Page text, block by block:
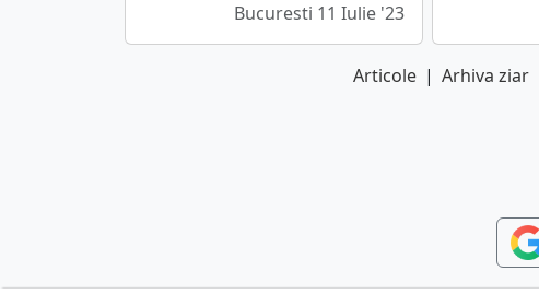
Bucuresti 11 Iulie '23
Articole | Arhiva ziar